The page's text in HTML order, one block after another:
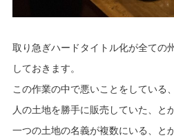
取り急ぎハードタイトル化が全ての
しておきます。
この作業の中で悪いことをしている
人の土地を勝手に販売していた、と
一つの土地の名義が複数にいる、と